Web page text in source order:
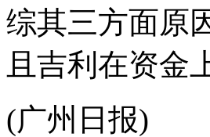
综其三方面原
且吉利在资金
(广州日报)